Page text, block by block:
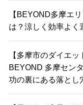
【BEYOND多摩エ
は？涼しく効率よく
【多摩市のダイエ
BEYOND 多摩セン
功の裏にある落とし